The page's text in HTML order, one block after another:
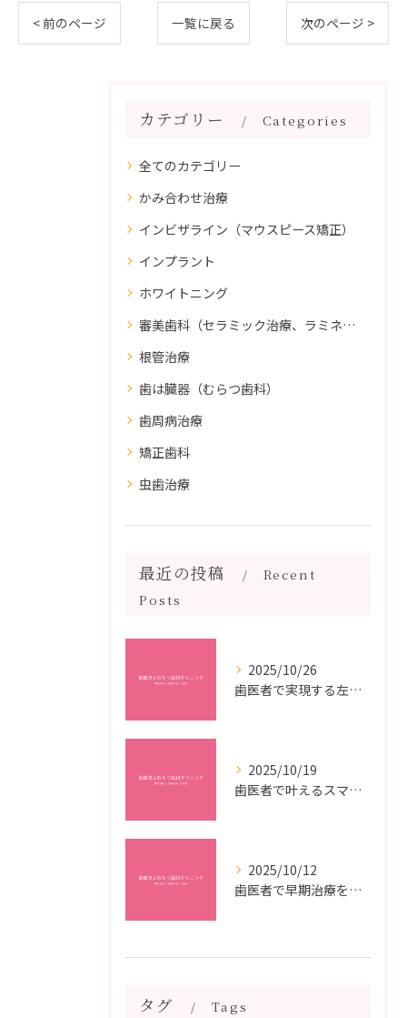
< 前のページ 一覧に戻る 次のページ >
カテゴリー Categories
全てのカテゴリー
かみ合わせ治療
インビザライン（マウスピース矯正）
インプラント
ホワイトニング
審美歯科（セラミック治療、ラミネートべニア、ダイレクトボンディング）
根管治療
歯は臓器（むらつ歯科）
歯周病治療
矯正歯科
虫歯治療
最近の投稿
Recent
Posts
2025/10/26
歯医者で実現する左右対称治療のポイントと矯正治療選びの疑問解決ガイド
2025/10/19
歯医者で叶えるスマイルメイクオーバーなら福岡県福岡市博多区博多駅前の最新矯正治療解説
2025/10/12
歯医者で早期治療を受けるメリットと虫歯悪化を防ぐ最短ステップ
タグ Tags